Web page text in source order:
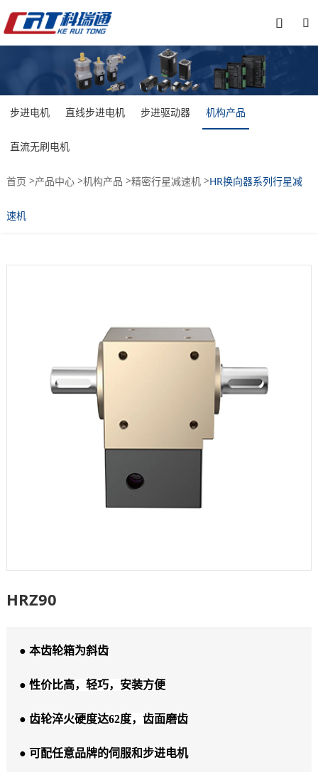


步进电机 直线步进电机 步进驱动器 机构产品
直流无刷电机
首页 >产品中心>机构产品 >精密行星减速机>HR换向器系列行星减
速机
HRZ90
● 本齿轮箱为斜齿
● 性价比高，轻巧，安装方便
● 齿轮淬火硬度达62度，齿面磨齿
● 可配任意品牌的伺服和步进电机